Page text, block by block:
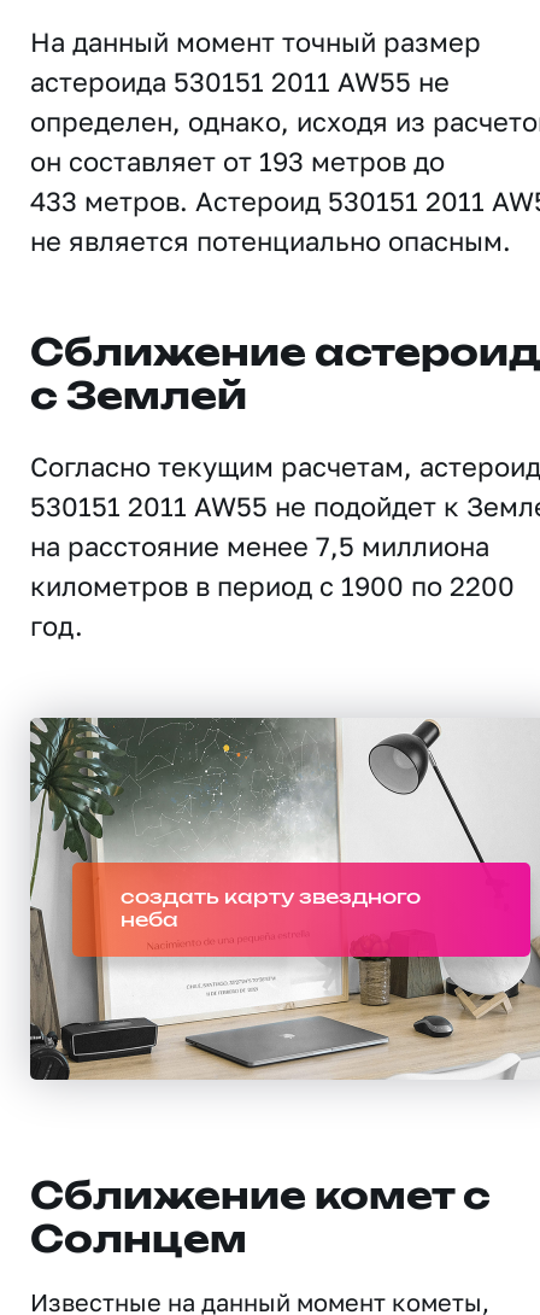
На данный момент точный размер
астероида 530151 2011 AW55 не
определен, однако, исходя из
он составляет от 193 метров до
433 метров. Астероид 530151 2011
не является потенциально опасным.
Сближение
с Землей
Согласно текущим расчетам, астероид
530151 2011 AW55 не подойдет к
на расстояние менее 7,5 миллиона
километров в период с 1900 по 2200
год.
создать карту звездного
неба
Сближение комет с
Солнцем
Известные на данный момент кометы,